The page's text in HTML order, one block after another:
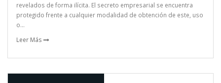
revelados de forma ilícita. El secreto empresarial se encuentra
protegido frente a cualquier modalidad de obtención de este, uso
o...
Leer Más